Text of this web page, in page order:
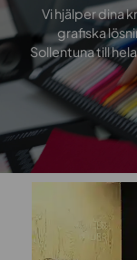
Vi hjälper dina
grafiska
Sollentuna till